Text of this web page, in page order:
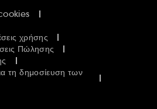
χρήσης
Πώλησης
τη δημοσίευση των